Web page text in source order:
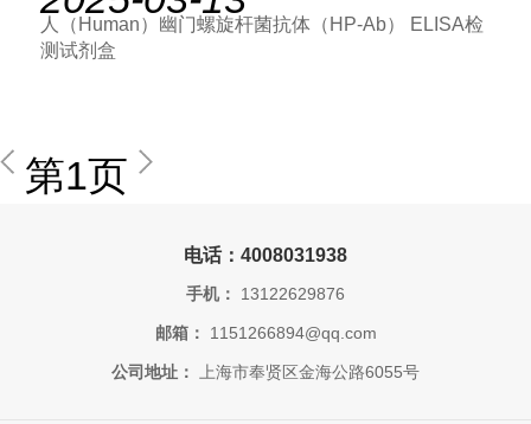
人（Human）幽门螺旋杆菌抗体（HP-Ab） ELISA检
测试剂盒
第1页
电话：4008031938
手机： 13122629876
邮箱： 1151266894@qq.com
公司地址： 上海市奉贤区金海公路6055号